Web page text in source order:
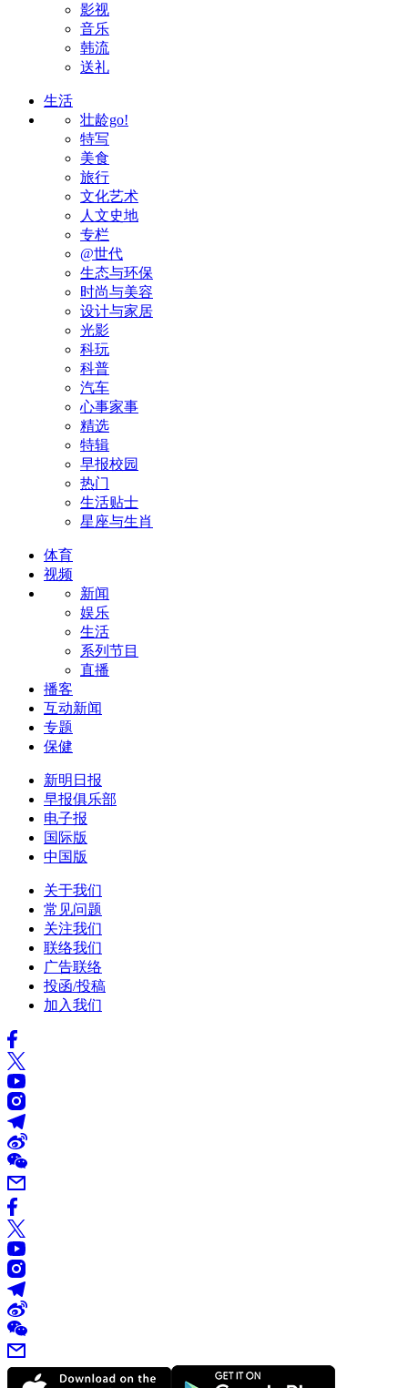
影视
音乐
韩流
送礼
生活
壮龄go!
特写
美食
旅行
文化艺术
人文史地
专栏
@世代
生态与环保
时尚与美容
设计与家居
光影
科玩
科普
汽车
心事家事
精选
特辑
早报校园
热门
生活贴士
星座与生肖
体育
视频
新闻
娱乐
生活
系列节目
直播
播客
互动新闻
专题
保健
新明日报
早报俱乐部
电子报
国际版
中国版
关于我们
常见问题
关注我们
联络我们
广告联络
投函/投稿
加入我们